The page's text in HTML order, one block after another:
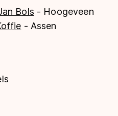
Bols - Hoogeveen
- Assen